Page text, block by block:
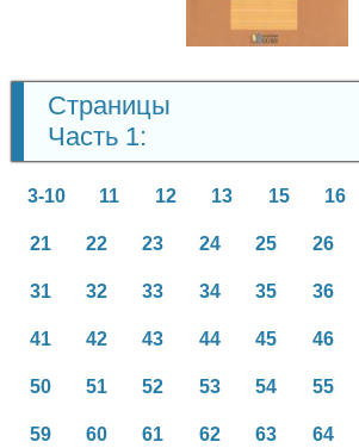
Страницы
Часть 1:
3-10 11 12 13 15 16
21 22 23 24 25 26
31 32 33 34 35 36
41 42 43 44 45 46
50 51 52 53 54 55
59 60 61 62 63 64